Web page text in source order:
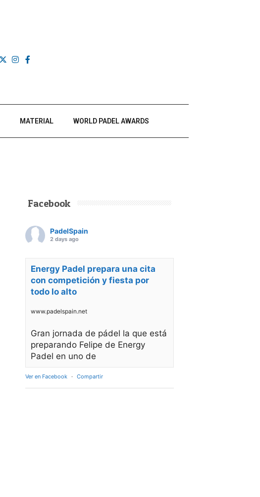
MATERIAL WORLD PADEL AWARDS
Facebook
PadelSpain
2 days ago
Energy Padel prepara una cita
con competición y fiesta por
todo lo alto
www.padelspain.net
Gran jornada de pádel la que está
preparando Felipe de Energy
Padel en uno de
Ver en Facebook · Compartir